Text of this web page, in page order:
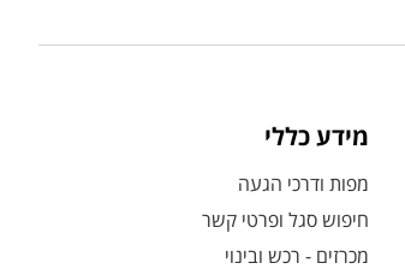
מידע כללי
מפות ודרכי הגעה
חיפוש סגל ופרטי קשר
מכרזים - רכש ובינוי